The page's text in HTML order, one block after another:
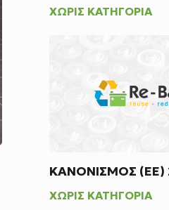
ΧΩΡΊΣ ΚΑΤΗΓΟΡΊΑ
ΚΑΝΟΝΙΣΜΟΣ (ΕΕ)
ΧΩΡΊΣ ΚΑΤΗΓΟΡΊΑ